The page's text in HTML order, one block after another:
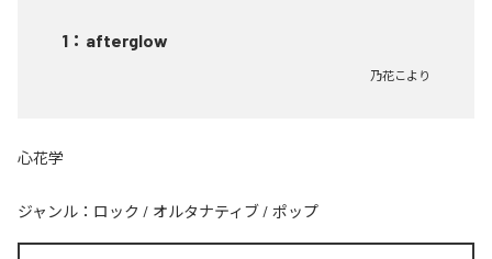
1 ： afterglow
乃花こより
心花学
ジャンル： ロック / オルタナティブ / ポップ